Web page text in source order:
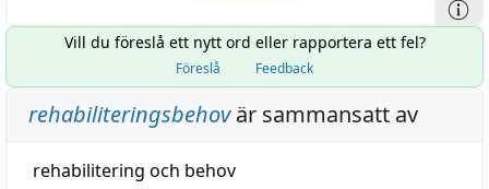
Vill du föreslå ett nytt ord eller rapportera ett fel?
Föreslå Feedback
rehabiliteringsbehovär sammansatt av
rehabilitering och behov